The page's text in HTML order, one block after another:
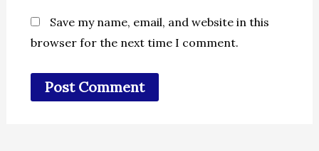
Save my name, email, and website in this
browser for the next time I comment.